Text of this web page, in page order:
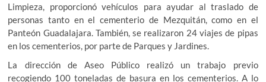
Limpieza, proporcionó vehículos para ayudar al traslado de
personas tanto en el cementerio de Mezquitán, como en el
Panteón Guadalajara. También, se realizaron 24 viajes de pipas
en los cementerios, por parte de Parques y Jardines.
La dirección de Aseo Público realizó un trabajo previo
recogiendo 100 toneladas de basura en los cementerios. A lo